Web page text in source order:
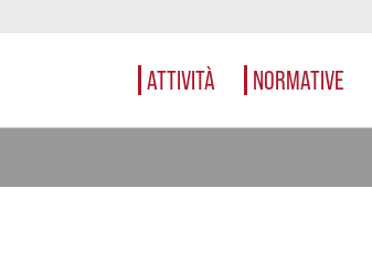
ATTIVITÀ NORMATIVE